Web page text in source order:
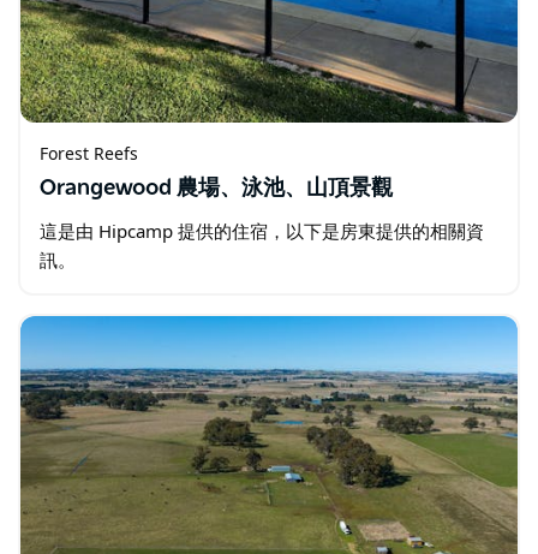
Forest Reefs
Orangewood 農場、泳池、山頂景觀
這是由 Hipcamp 提供的住宿，以下是房東提供的相關資
訊。